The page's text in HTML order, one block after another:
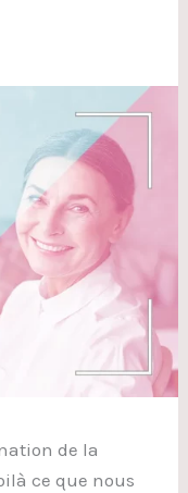
de la
ce que nous